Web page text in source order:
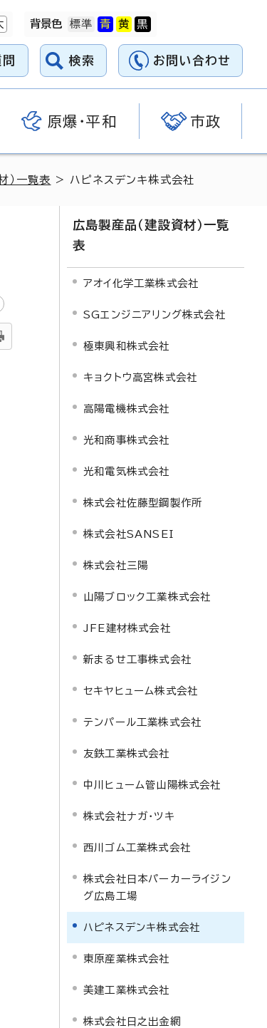
背景色
検索 お問い合わせ
原爆・平和 市政
）一覧表 > ハピネスデンキ株式会社
広島製産品（建設資材）一覧
表
アオイ化学工業株式会社
SGエンジニアリング株式会社
極東興和株式会社
キョクトウ高宮株式会社
高陽電機株式会社
光和商事株式会社
光和電気株式会社
株式会社佐藤型鋼製作所
株式会社SANSEI
株式会社三陽
山陽ブロック工業株式会社
JFE建材株式会社
新まるせ工事株式会社
セキヤヒューム株式会社
テンパール工業株式会社
友鉄工業株式会社
中川ヒューム管山陽株式会社
株式会社ナガ・ツキ
西川ゴム工業株式会社
株式会社日本パーカーライジン
グ広島工場
ハピネスデンキ株式会社
東原産業株式会社
美建工業株式会社
株式会社日之出金網